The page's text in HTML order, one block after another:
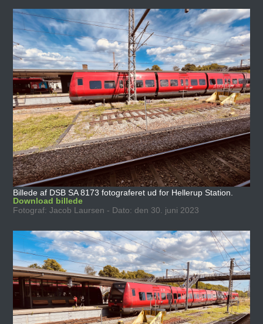
Billede af DSB SA 8173 fotograferet ud for Hellerup Station.
Download billede
Fotograf: Jacob Laursen - Dato: den 30. juni 2023